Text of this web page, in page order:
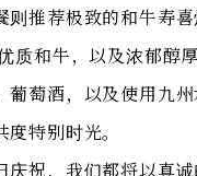
推荐极致的和牛寿喜
和牛，以及浓郁醇
萄酒，以及使用九
特别时光。
祝，我们都将以真诚